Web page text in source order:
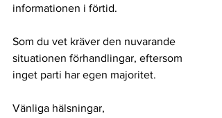
informationen i förtid.
Som du vet kräver den nuvarande
situationen förhandlingar, eftersom
inget parti har egen majoritet.
Vänliga hälsningar,